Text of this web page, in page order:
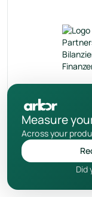
Measure
Across your
Did